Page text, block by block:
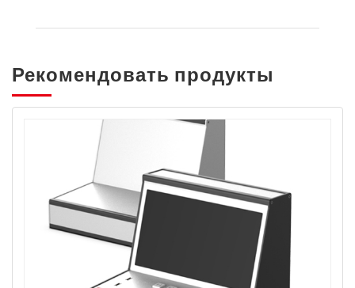
Рекомендовать продукты